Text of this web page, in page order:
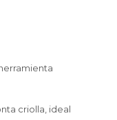
criolla, ideal